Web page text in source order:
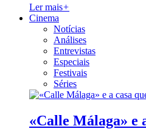
Ler mais+
Cinema
Notícias
Análises
Entrevistas
Especiais
Festivais
Séries
«Calle Málaga» e